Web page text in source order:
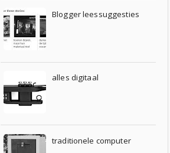
Blogger leessuggesties
alles digitaal
traditionele computer